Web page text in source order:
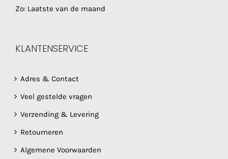
Zo: Laatste van de maand
KLANTENSERVICE
Adres & Contact
Veel gestelde vragen
Verzending & Levering
Retourneren
Algemene Voorwaarden